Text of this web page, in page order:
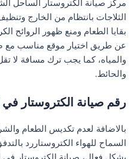
مركز صيانة الكتروستار الساحل
الثلاجات بانتظام من الخارج
بقايا الطعام ومنع ظهور الروائح
عن طريق اختيار موقع مناسب مع
والحائط.
رقم صيانة الكتروستار
بالاضافة لعدم تكديس الطعام
السماح للهواء الكتروستاررد